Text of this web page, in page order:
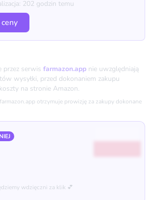
202 godzin temu
przez serwis farmazon.app nie uwzględniają
wysyłki, przed dokonaniem zakupu
na stronie Amazon.
otrzymuje prowizję za zakupy dokonane
wdzięczni za klik 💕